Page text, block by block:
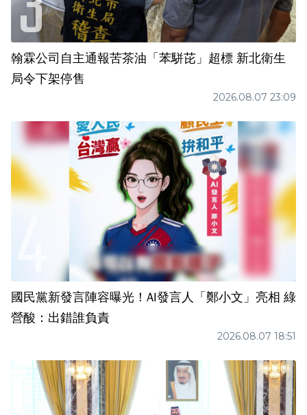
翰霖公司自主通報苦茶油「苯駢芘」超標 新北衛生
局令下架停售
2026.08.07 23:09
國民黨新發言陣容曝光！AI發言人「鄭小文」亮相 綠
營酸：出錯誰負責
2026.08.07 18:51